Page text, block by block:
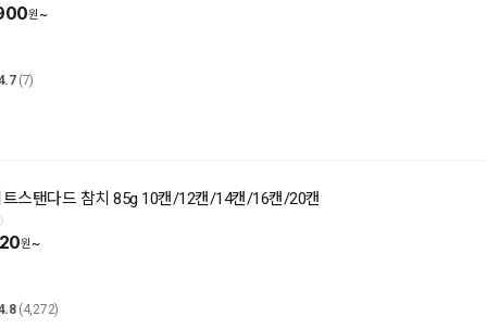
~
(7)
스탠다드 참치 85g 10캔/12캔/14캔/16캔/20캔
~
(4,272)